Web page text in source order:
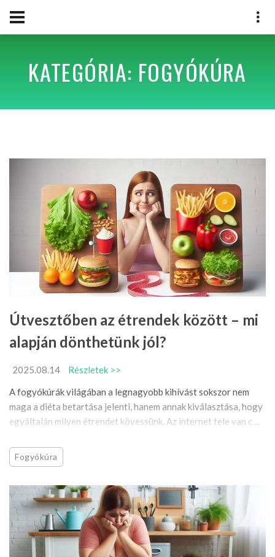
KATEGÓRIA: FOGYÓKÚRA
Útvesztőben az étrendek között – mi
alapján dönthetünk jól?
2025.08.14
Részletek >>
A fogyókúrák világában a legnagyobb kihívást sokszor nem
maga a diéta betartása jelenti, hanem annak kiválasztása, hogy
egyáltalán milyen étrendet kövessünk. Az internet tele van c ...
Fogyókúra